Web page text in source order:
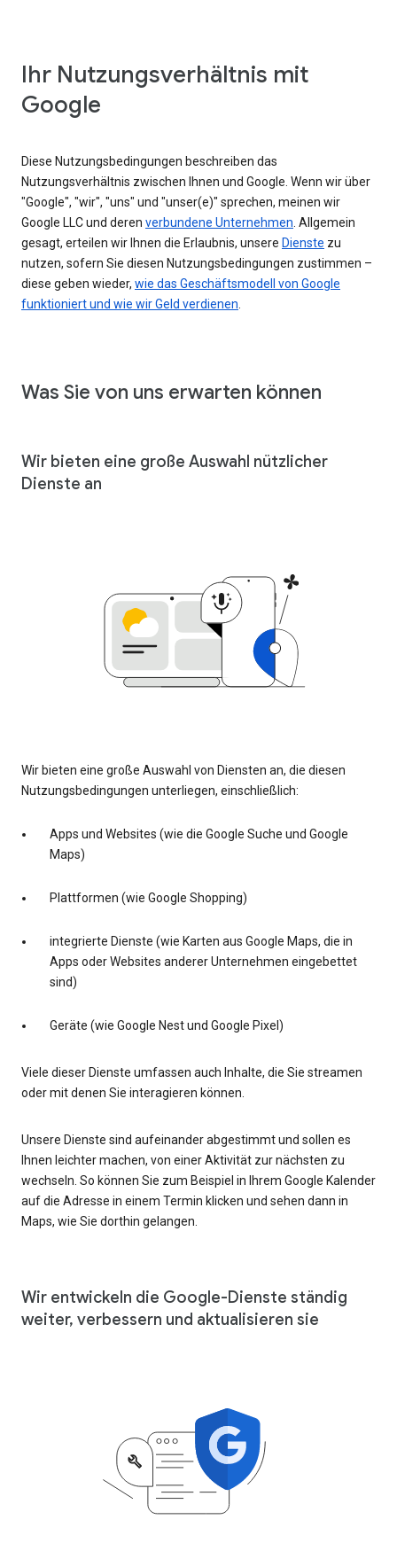
Ihr Nutzungsverhältnis mit
Google
Diese Nutzungsbedingungen beschreiben das
Nutzungsverhältnis zwischen Ihnen und Google. Wenn wir über
"Google", "wir", "uns" und "unser(e)" sprechen, meinen wir
Google LLC und deren verbundene Unternehmen . Allgemein
gesagt, erteilen wir Ihnen die Erlaubnis, unsere Dienste zu
nutzen, sofern Sie diesen Nutzungsbedingungen zustimmen –
diese geben wieder, wie das Geschäftsmodell von Google
funktioniert und wie wir Geld verdienen
Was Sie von uns erwarten können
Wir bieten eine große Auswahl nützlicher
Dienste an
Wir bieten eine große Auswahl von Diensten an, die diesen
Nutzungsbedingungen unterliegen, einschließlich:
Apps und Websites (wie die Google Suche und Google
Maps)
Plattformen (wie Google Shopping)
integrierte Dienste (wie Karten aus Google Maps, die in
Apps oder Websites anderer Unternehmen eingebettet
sind)
Geräte (wie Google Nest und Google Pixel)
Viele dieser Dienste umfassen auch Inhalte, die Sie streamen
oder mit denen Sie interagieren können.
Unsere Dienste sind aufeinander abgestimmt und sollen es
Ihnen leichter machen, von einer Aktivität zur nächsten zu
wechseln. So können Sie zum Beispiel in Ihrem Google Kalender
auf die Adresse in einem Termin klicken und sehen dann in
Maps, wie Sie dorthin gelangen.
Wir entwickeln die Google-Dienste ständig
weiter, verbessern und aktualisieren sie